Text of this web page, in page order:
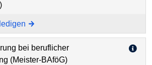
bei beruflicher
(Meister-BAföG)